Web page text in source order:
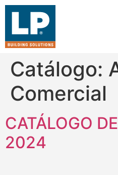
Catálogo:
Comercial
CATÁLOGO
2024